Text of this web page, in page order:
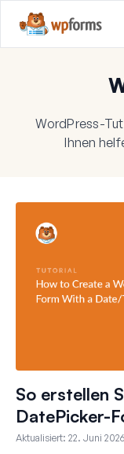
WordPress-
Ihnen
So erstellen
DatePicker-
Aktualisiert: 22. Juni